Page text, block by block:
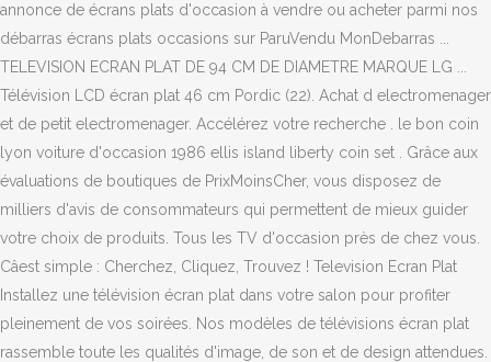
annonce de écrans plats d'occasion à vendre ou acheter parmi nos
débarras écrans plats occasions sur ParuVendu MonDebarras ...
TELEVISION ECRAN PLAT DE 94 CM DE DIAMETRE MARQUE LG ...
Télévision LCD écran plat 46 cm Pordic (22). Achat d electromenager
et de petit electromenager. Accélérez votre recherche . le bon coin
lyon voiture d'occasion 1986 ellis island liberty coin set . Grâce aux
évaluations de boutiques de PrixMoinsCher, vous disposez de
milliers d'avis de consommateurs qui permettent de mieux guider
votre choix de produits. Tous les TV d'occasion près de chez vous.
Câest simple : Cherchez, Cliquez, Trouvez ! Television Ecran Plat
Installez une télévision écran plat dans votre salon pour profiter
pleinement de vos soirées. Nos modèles de télévisions écran plat
rassemble toute les qualités d'image, de son et de design attendues.